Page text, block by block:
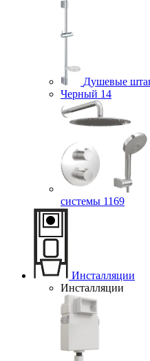
Душевые
Черный 14
системы 1169
Инсталляции
Инсталляции